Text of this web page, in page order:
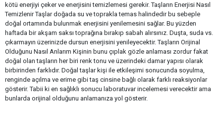
kötü enerjiyi çeker ve enerjisini temizlemesi gerekir. Taşların Enerjisi Nasıl
Temizlenir Taşlar doğada su ve toprakla temas halindedir bu sebeple
doğal ortamında bulunmak enerjisini yenilemesini sağlar. Bu yüzden
haftada bir akşam saksı toprağına bırakıp sabah alırsınız. Duşta, suda vs.
çıkarmayın üzerinizde dursun enerjisini yenileyecektir. Taşların Orijinal
Olduğunu Nasıl Anlarım Kişinin bunu çıplak gözle anlaması zordur fakat
doğal olan taşların her biri renk tonu ve üzerindeki damar yapısı olarak
birbirinden farklıdır. Doğal taşlar kişi ile etkileşimi sonucunda soyulma,
renginde açılma ve erime gibi taş cinsine bağlı olarak farklı reaksiyonlar
gösterir. Tabii ki en sağlıklı sonucu laboratuvar incelemesi verecektir ama
bunlarda orijinal olduğunu anlamanıza yol gösterir.